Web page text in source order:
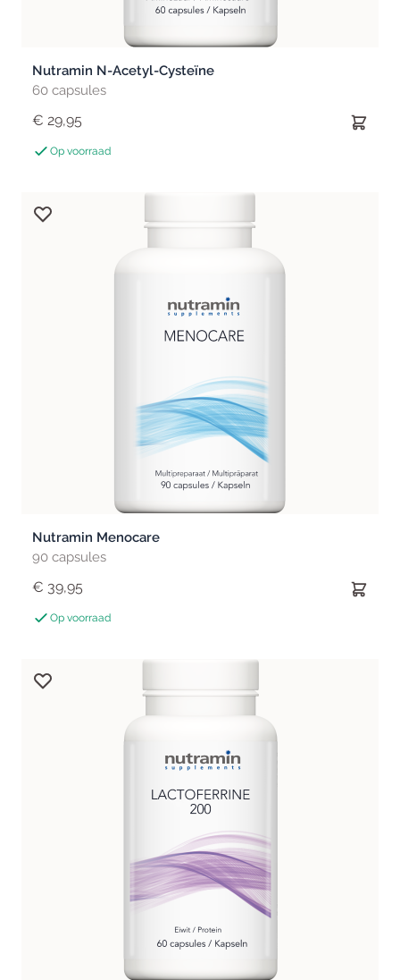
Nutramin N-Acetyl-Cysteïne
60 capsules
€ 29,95
Op voorraad
Nutramin Menocare
90 capsules
€ 39,95
Op voorraad